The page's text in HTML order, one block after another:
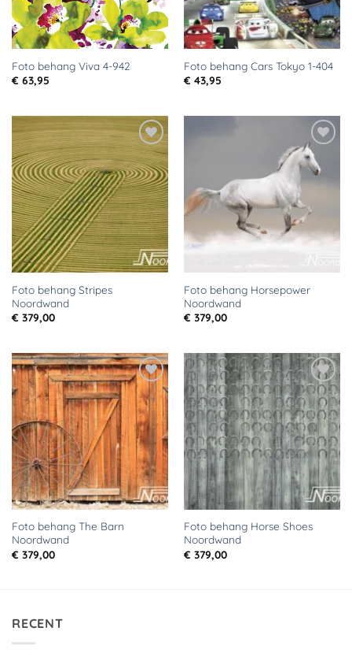
Foto behang Viva 4-942
€ 63,95
Foto behang Cars Tokyo 1-404
€ 43,95
Toevoegen
aan
verlanglijst
Foto behang Stripes
Noordwand
€ 379,00
Toevoegen
aan
verlanglijst
Foto behang Horsepower
Noordwand
€ 379,00
Toevoegen
aan
verlanglijst
Foto behang The Barn
Noordwand
€ 379,00
Toevoegen
aan
verlanglijst
Foto behang Horse Shoes
Noordwand
€ 379,00
RECENT